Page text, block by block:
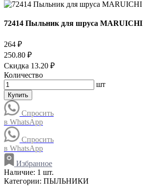
72414 Пыльник для шруса MARUICHI
264 ₽
250.80 ₽
Скидка 13.20 ₽
Количество
шт
Купить
Спросить
в WhatsApp
Спросить
в WhatsApp
Избранное
Наличие: 1 шт.
Категории: ПЫЛЬНИКИ